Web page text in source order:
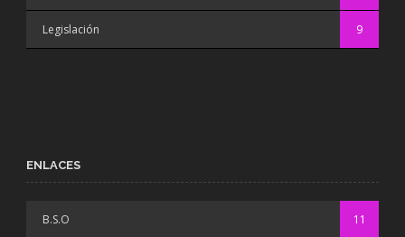
Legislación 9
ENLACES
B.S.O 11